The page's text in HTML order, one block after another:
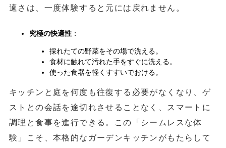
適さは、一度体験すると元には戻れません。
究極の快適性：
採れたての野菜をその場で洗える。
食材に触れて汚れた手をすぐに洗える。
使った食器を軽くすすいでおける。
キッチンと庭を何度も往復する必要がなくなり、ゲ
ストとの会話を途切れさせることなく、スマートに
調理と食事を進行できる。この「シームレスな体
験」こそ、本格的なガーデンキッチンがもたらして